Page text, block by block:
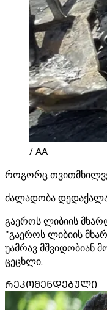
/ AA
როგორც
ძალადობა
გაეროს ლიბიის
"გაეროს ლიბიის
უამრავ მშვიდობიან
ცეცხლი.
ᲠᲔᲙᲝᲛᲔᲜᲓᲔᲑᲣᲚᲘ